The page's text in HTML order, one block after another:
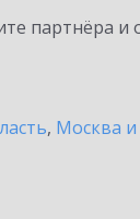
партнёра и
, Москва и